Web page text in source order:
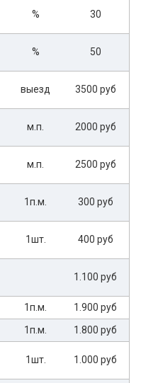
% 30
% 50
выезд 3500 руб
м.п. 2000 руб
м.п. 2500 руб
1п.м. 300 руб
1шт. 400 руб
1.100 руб
1п.м.
1.900 руб
1п.м.
1.800 руб
1шт. 1.000 руб